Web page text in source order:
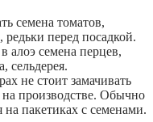
семена томатов,
перед посадкой.
алоэ семена перцев,
сельдерея.
не стоит замачивать
производстве. Обычно
на пакетиках с семенами.